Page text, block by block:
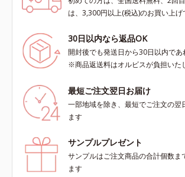
は、3,300円以上(税込)のお買い上
30日以内なら返品OK
開封後でも発送日から30日以内で
※商品返送料はオルビスが負担いた
最短ご注文翌日お届け
一部地域を除き、最短でご注文の翌
ます
サンプルプレゼント
サンプルはご注文商品の合計個数ま
ます